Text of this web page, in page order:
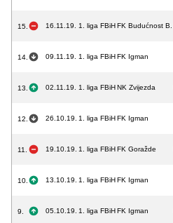
15. 16.11.19. 1. liga FBiHFK Budućnost B.
14. 09.11.19. 1. liga FBiHFK Igman
13. 02.11.19. 1. liga FBiHNK Zvijezda
12. 26.10.19. 1. liga FBiHFK Igman
11. 19.10.19. 1. liga FBiHFK Goražde
10. 13.10.19. 1. liga FBiHFK Igman
9. 05.10.19. 1. liga FBiHFK Igman